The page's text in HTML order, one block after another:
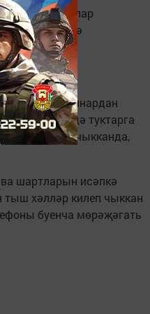
махсус балалар
үз хәлегезгә
махсус урыннардан
дә туктарга
бала белән чыкканда,
шартларын исәпкә
хәлләр килеп чыккан
буенча мөрәҗәгать